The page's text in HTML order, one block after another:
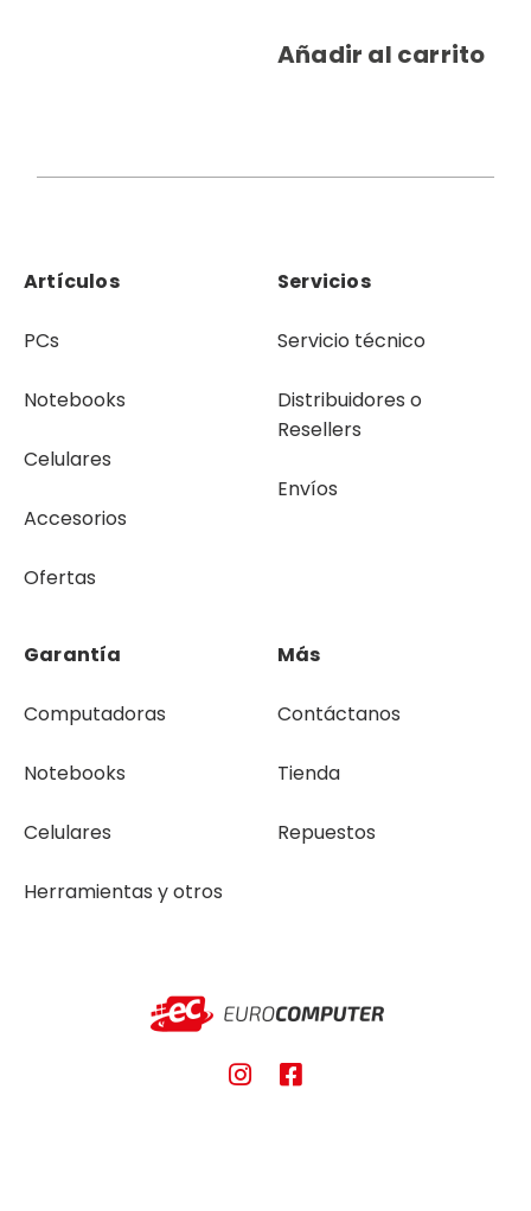
Añadir al carrito
Artículos
PCs
Notebooks
Celulares
Accesorios
Ofertas
Servicios
Servicio técnico
Distribuidores o
Resellers
Envíos
Garantía
Computadoras
Notebooks
Celulares
Herramientas y otros
Más
Contáctanos
Tienda
Repuestos